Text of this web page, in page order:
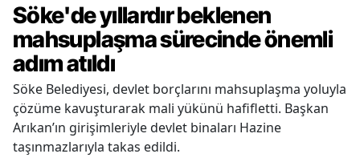
Söke'de yıllardır beklenen
mahsuplaşma sürecinde önemli
adım atıldı
Söke Belediyesi, devlet borçlarını mahsuplaşma yoluyla
çözüme kavuşturarak mali yükünü hafifletti. Başkan
Arıkan’ın girişimleriyle devlet binaları Hazine
taşınmazlarıyla takas edildi.